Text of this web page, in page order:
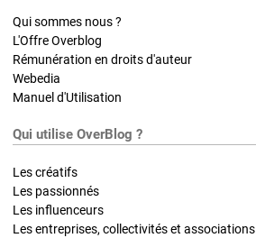
Qui sommes nous ?
L'Offre Overblog
Rémunération en droits d'auteur
Webedia
Manuel d'Utilisation
Qui utilise OverBlog ?
Les créatifs
Les passionnés
Les influenceurs
Les entreprises, collectivités et associations